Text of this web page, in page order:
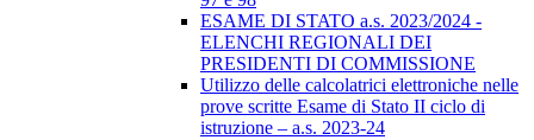
ESAME DI STATO a.s. 2023/2024 -
ELENCHI REGIONALI DEI
PRESIDENTI DI COMMISSIONE
Utilizzo delle calcolatrici elettroniche nelle
prove scritte Esame di Stato II ciclo di
istruzione – a.s. 2023-24